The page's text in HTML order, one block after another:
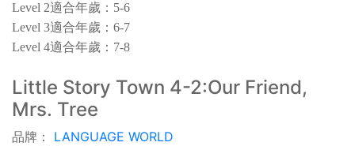
Level 2適合年歲：5-6
Level 3適合年歲：6-7
Level 4適合年歲：7-8
Little Story Town 4-2:Our Friend,
Mrs. Tree
品牌： LANGUAGE WORLD